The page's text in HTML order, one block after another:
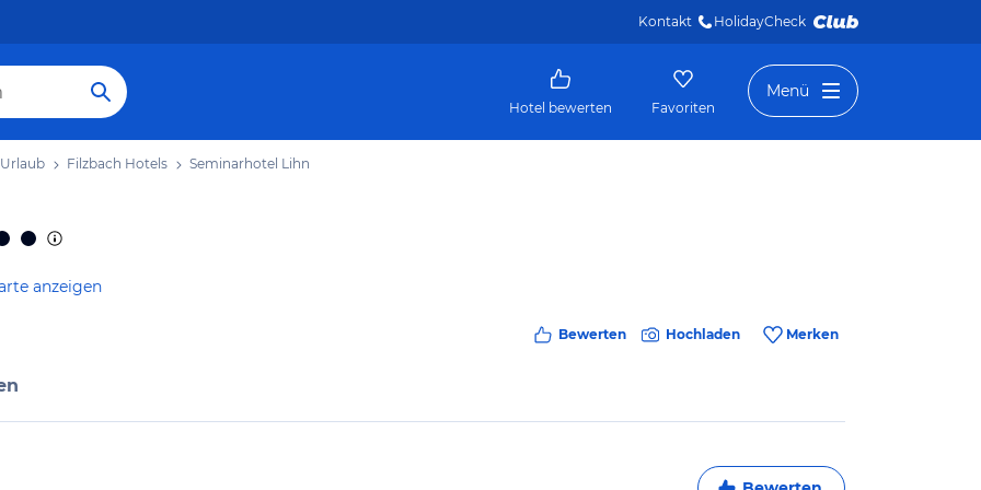
Kontakt HolidayCheck
Hotel bewerten Favoriten
Menü
Filzbach Hotels Seminarhotel Lihn
anzeigen
Bewerten Hochladen Merken